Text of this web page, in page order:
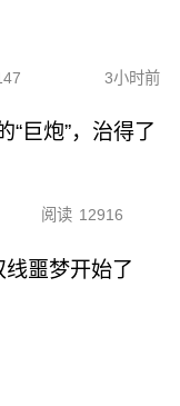
3小时前
“巨炮”，治得了
阅读 12916
噩梦开始了